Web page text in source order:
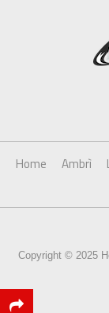
Home Ambrì
Copyright © 2025